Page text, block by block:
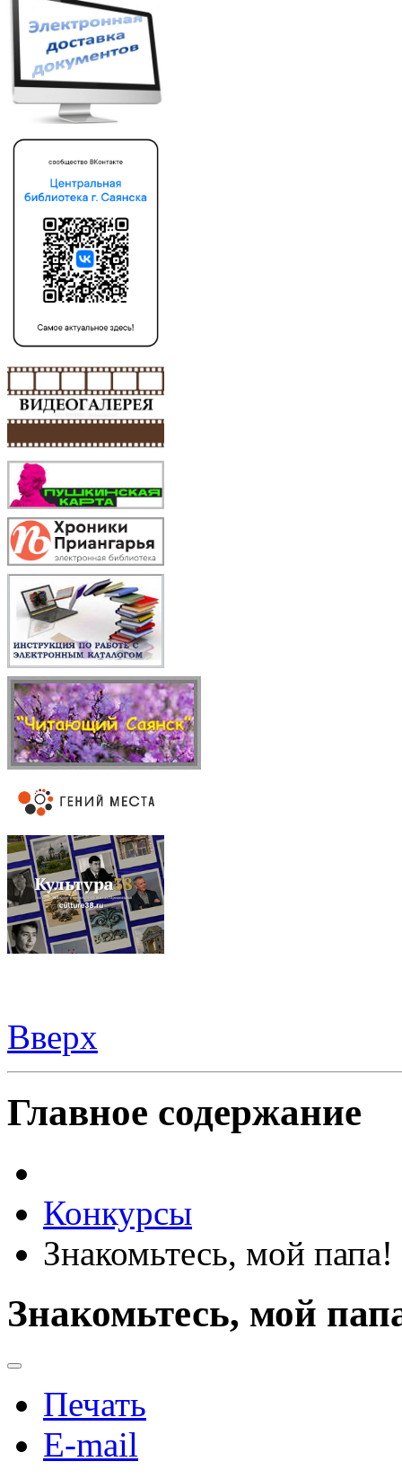
Вверх
Главное содержание
Конкурсы
Знакомьтесь, мой папа!
Знакомьтесь, мой
Печать
E-mail